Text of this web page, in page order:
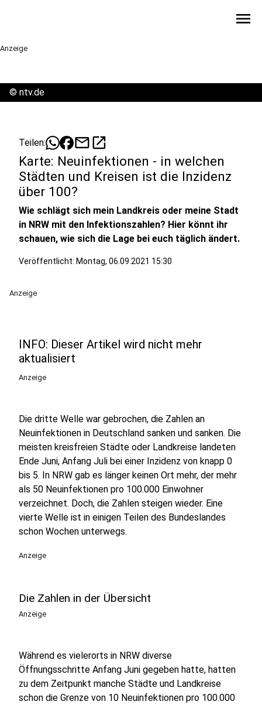
menu
Anzeige
© ntv.de
Teilen: mailopen_in_new
Karte: Neuinfektionen - in welchen
Städten und Kreisen ist die Inzidenz
über 100?
Wie schlägt sich mein Landkreis oder meine Stadt
in NRW mit den Infektionszahlen? Hier könnt ihr
schauen, wie sich die Lage bei euch täglich ändert.
Veröffentlicht: Montag, 06.09.2021 15:30
Anzeige
INFO: Dieser Artikel wird nicht mehr
aktualisiert
Anzeige
Die dritte Welle war gebrochen, die Zahlen an
Neuinfektionen in Deutschland sanken und sanken. Die
meisten kreisfreien Städte oder Landkreise landeten
Ende Juni, Anfang Juli bei einer Inzidenz von knapp 0
bis 5. In NRW gab es länger keinen Ort mehr, der mehr
als 50 Neuinfektionen pro 100.000 Einwohner
verzeichnet. Doch, die Zahlen steigen wieder. Eine
vierte Welle ist in einigen Teilen des Bundeslandes
schon Wochen unterwegs.
Anzeige
Die Zahlen in der Übersicht
Anzeige
Während es vielerorts in NRW diverse
Öffnungsschritte Anfang Juni gegeben hatte, hatten
zu dem Zeitpunkt manche Städte und Landkreise
schon die Grenze von 10 Neuinfektionen pro 100.000